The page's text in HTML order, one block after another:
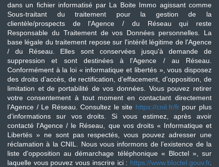
dans un fichier informatisé par La Boite Immo agissant comme
Sous-traitant du traitement pour la gestion de la
clientèle/prospects de l'Agence / du Réseau qui reste
Responsable du Traitement de vos Données personnelles. La
base légale du traitement repose sur l'intérêt légitime de l'Agence
/ du Réseau. Elles sont conservées jusqu'à demande de
suppression et sont destinées à l'Agence / au Réseau.
Conformément à la loi « informatique et libertés », vous disposez
des droits d’accès, de rectification, d’effacement, d’opposition, de
limitation et de portabilité de vos données. Vous pouvez retirer
votre consentement à tout moment en contactant directement
l’Agence / Le Réseau. Consultez le site https://cnil.fr/frpour plus
d’informations sur vos droits. Si vous estimez, après avoir
contacté l'Agence / le Réseau, que vos droits « Informatique et
Libertés » ne sont pas respectés, vous pouvez adresser une
réclamation à la CNIL. Nous vous informons de l’existence de la
liste d'opposition au démarchage téléphonique « Bloctel », sur
laquelle vous pouvez vous inscrire ici : https://www.bloctel.gouv.fr.